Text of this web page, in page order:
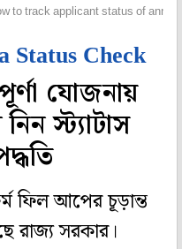
to track applicant status of
Status Check
যোজনায়
স্ট্যাটাস
ফিল আপের চূড়ান্ত
রাজ্য সরকার।